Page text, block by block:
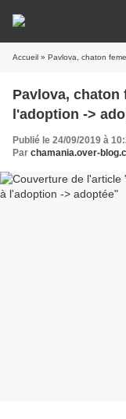
Accueil » Pavlova, chaton
Pavlova, chaton
l'adoption ->
Publié le 24/09/2019 à
Par chamania.over-